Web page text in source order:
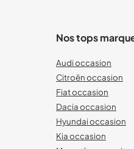
Nos tops
Audi occasion
Citroën occasion
Fiat occasion
Dacia occasion
Hyundai occasion
Kia occasion